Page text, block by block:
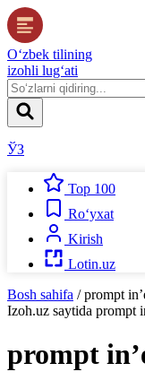
O‘zbek tilining
izohli lug‘ati
ЎЗ
Top 100
Ro‘yxat
Kirish
Lotin.uz
Bosh sahifa / prompt
Izoh.uz saytida prompt
prompt